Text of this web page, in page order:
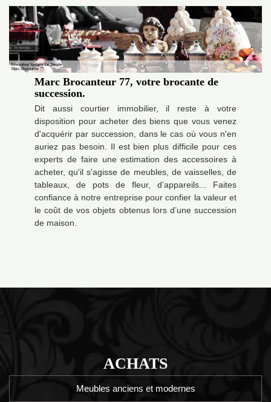
Marc Brocanteur 77, votre brocante de
succession.
Dit aussi courtier immobilier, il reste à votre
disposition pour acheter des biens que vous venez
d'acquérir par succession, dans le cas où vous n'en
auriez pas besoin. Il est bien plus difficile pour ces
experts de faire une estimation des accessoires à
acheter, qu'il s'agisse de meubles, de vaisselles, de
tableaux, de pots de fleur, d’appareils... Faites
confiance à notre entreprise pour confier la valeur et
le coût de vos objets obtenus lors d’une succession
de maison.
ACHATS
Meubles anciens et modernes